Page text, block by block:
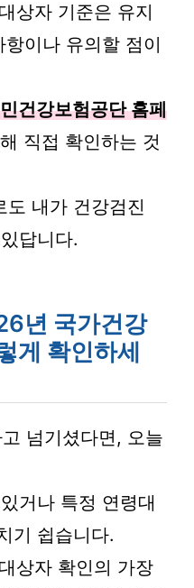
상자 기준은 유지
이나 유의할 점이
건강보험공단 홈페
직접 확인하는 것
도 내가 건강검진
답니다.
년 국가건강
게 확인하세
고 넘기셨다면, 오늘
거나 특정 연령대
기 쉽습니다.
상자 확인의 가장